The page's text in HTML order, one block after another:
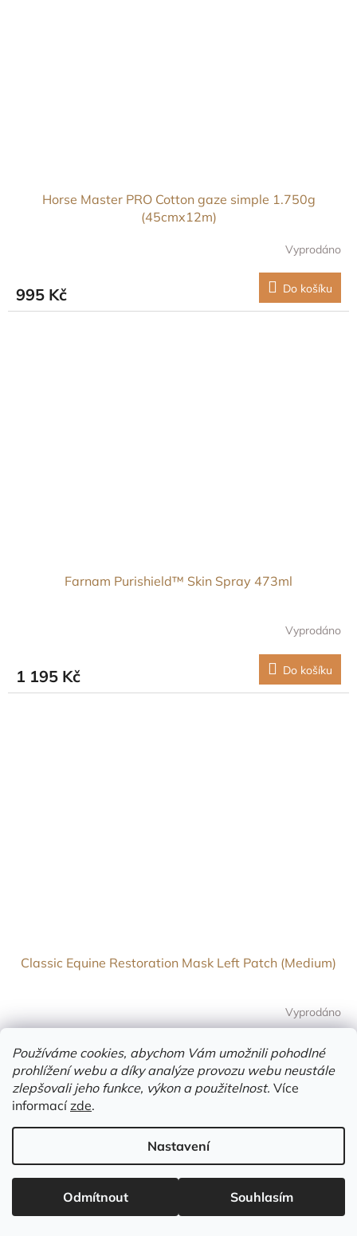
Používáme cookies, abychom Vám umožnili pohodlné
prohlížení webu a díky analýze provozu webu neustále
zlepšovali jeho funkce, výkon a použitelnost. Více
informacízde.
Nastavení
Odmítnout Souhlasím
Horse Master PRO Cotton gaze simple 1.750g
(45cmx12m)
Vyprodáno
995 Kč Do košíku
Farnam Purishield™ Skin Spray 473ml
Vyprodáno
1 195 Kč Do košíku
Classic Equine Restoration Mask Left Patch (Medium)
Vyprodáno
1 395 Kč Do košíku